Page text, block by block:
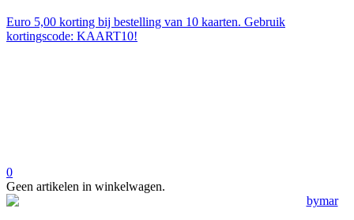
Euro 5,00 korting bij bestelling van 10 kaarten. Gebruik
kortingscode: KAART10!
0
Geen artikelen in winkelwagen.